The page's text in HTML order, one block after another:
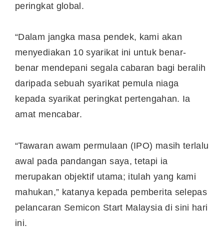
peringkat global.
“Dalam jangka masa pendek, kami akan
menyediakan 10 syarikat ini untuk benar-
benar mendepani segala cabaran bagi beralih
daripada sebuah syarikat pemula niaga
kepada syarikat peringkat pertengahan. Ia
amat mencabar.
“Tawaran awam permulaan (IPO) masih terlalu
awal pada pandangan saya, tetapi ia
merupakan objektif utama; itulah yang kami
mahukan,” katanya kepada pemberita selepas
pelancaran Semicon Start Malaysia di sini hari
ini.